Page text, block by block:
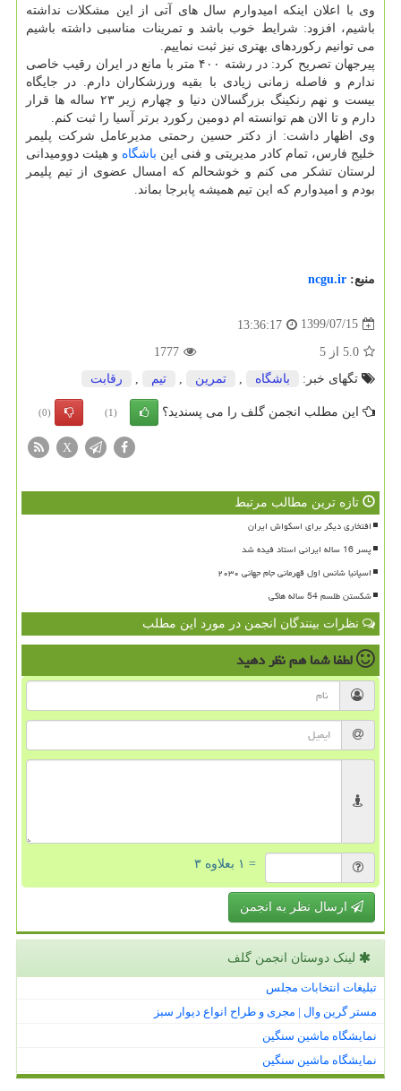
وی با اعلان اینکه امیدوارم سال های آتی از این مشکلات نداشته
باشیم، افزود: شرایط خوب باشد و تمرینات مناسبی داشته باشیم
می توانیم رکوردهای بهتری نیز ثبت نماییم.
پیرجهان تصریح کرد: در رشته ۴۰۰ متر با مانع در ایران رقیب خاصی
ندارم و فاصله زمانی زیادی با بقیه ورزشکاران دارم. در جایگاه
بیست و نهم رنکینگ بزرگسالان دنیا و چهارم زیر ۲۳ ساله ها قرار
دارم و تا الان هم توانسته ام دومین رکورد برتر آسیا را ثبت کنم.
وی اظهار داشت: از دکتر حسین رحمتی مدیرعامل شرکت پلیمر
خلیج فارس، تمام کادر مدیریتی و فنی این باشگاه و هیئت دوومیدانی
لرستان تشکر می کنم و خوشحالم که امسال عضوی از تیم پلیمر
بودم و امیدوارم که این تیم همیشه پابرجا بماند.
منبع: ncgu.ir
1399/07/15
13:36:17
5.0 از 5
1777
تگهای خبر:
باشگاه تمرین تیم رقابت
این مطلب انجمن گلف را می پسندید؟ (1)
(0)
X
تازه ترین مطالب مرتبط
افتخاری دیگر برای اسکواش ایران
پسر 16 ساله ایرانی استاد فیده شد
اسپانیا شانس اول قهرمانی جام جهانی ۲۰۳۰
شکستن طلسم 54 ساله هاکی
نظرات بینندگان انجمن در مورد این مطلب
لطفا شما همنظر دهید
= ۱ بعلاوه ۳
ارسال نظر به انجمن
لینک دوستان انجمن گلف
تبلیغات انتخابات مجلس
مستر گرین وال | مجری و طراح انواع دیوار سبز
نمایشگاه ماشین سنگین
نمایشگاه ماشین سنگین